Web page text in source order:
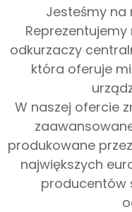
Jesteśmy na
odkurzaczy
która oferuje
W naszej ofercie
produkowane
największych
producentów